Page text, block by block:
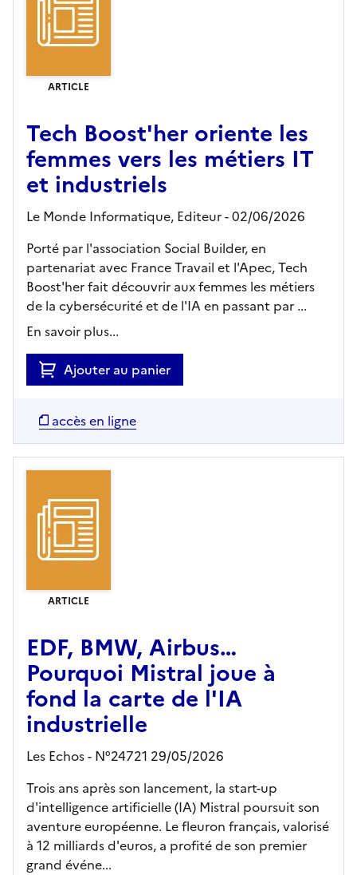
ARTICLE
Tech Boost'her oriente les
femmes vers les métiers IT
et industriels
Le Monde Informatique, Editeur- 02/06/2026
Porté par l'association Social Builder, en
partenariat avec France Travail et l'Apec, Tech
Boost'her fait découvrir aux femmes les métiers
de la cybersécurité et de l'IA en passant par ...
En savoir plus...
Ajouter au panier
accès en ligne
ARTICLE
EDF, BMW, Airbus…
Pourquoi Mistral joue à
fond la carte de l'IA
industrielle
Les Echos - N°24721 29/05/2026
Trois ans après son lancement, la start-up
d'intelligence artificielle (IA) Mistral poursuit son
aventure européenne. Le fleuron français, valorisé
à 12 milliards d'euros, a profité de son premier
grand événe...